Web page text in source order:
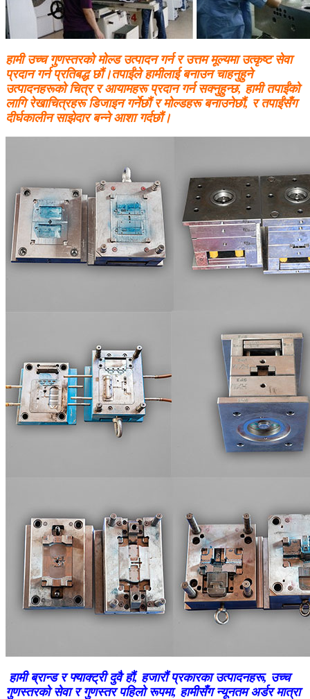
हामी उच्च गुणस्तरको मोल्ड उत्पादन गर्न र उत्तम मूल्यमा उत्कृष्ट सेवा
प्रदान गर्न प्रतिबद्ध छौं।तपाईंले हामीलाई बनाउन चाहनुहुने
उत्पादनहरूको चित्र र आयामहरू प्रदान गर्न सक्नुहुन्छ, हामी तपाईंको
लागि रेखाचित्रहरू डिजाइन गर्नेछौं र मोल्डहरू बनाउनेछौं, र तपाईंसँग
दीर्घकालीन साझेदार बन्ने आशा गर्दछौं।
हामी ब्रान्ड र फ्याक्ट्री दुवै हौं, हजारौं प्रकारका उत्पादनहरू, उच्च
गुणस्तरको सेवा र गुणस्तर पहिलो रूपमा, हामीसँग न्यूनतम अर्डर मात्रा